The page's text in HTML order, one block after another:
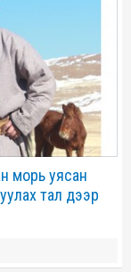
морь уясан
тал дээр